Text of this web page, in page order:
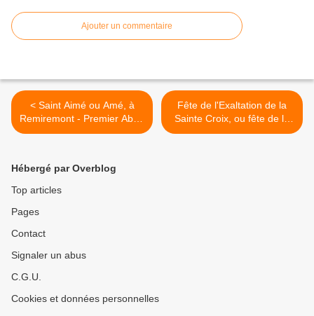
Ajouter un commentaire
< Saint Aimé ou Amé, à
Remiremont - Premier Abbé
du Saint-Mont († v. 629)
Fête de l'Exaltation de la
Sainte Croix, ou fête de la
Croix glorieuse >
Hébergé par Overblog
Top articles
Pages
Contact
Signaler un abus
C.G.U.
Cookies et données personnelles